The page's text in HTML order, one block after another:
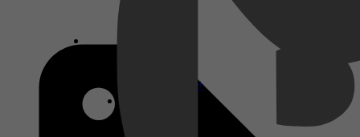
Disney+